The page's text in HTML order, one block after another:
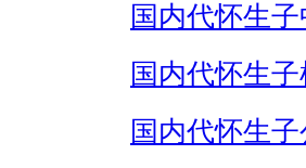
国内代怀生
国内代怀生子
国内代怀生子